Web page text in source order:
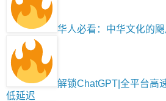
华人必看：中华文化的
解锁ChatGPT|全平台高
低延迟